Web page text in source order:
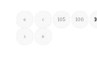
« ‹ 105 106
› »